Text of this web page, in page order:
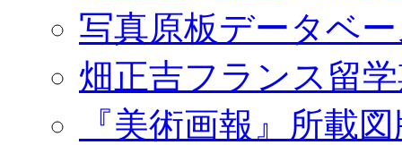
写真原板データベ
畑正吉フランス留
『美術画報』所載